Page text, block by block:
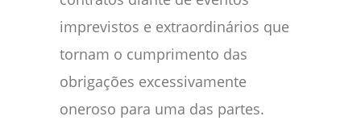
imprevistos e extraordinários que
tornam o cumprimento das
obrigações excessivamente
oneroso para uma das partes.